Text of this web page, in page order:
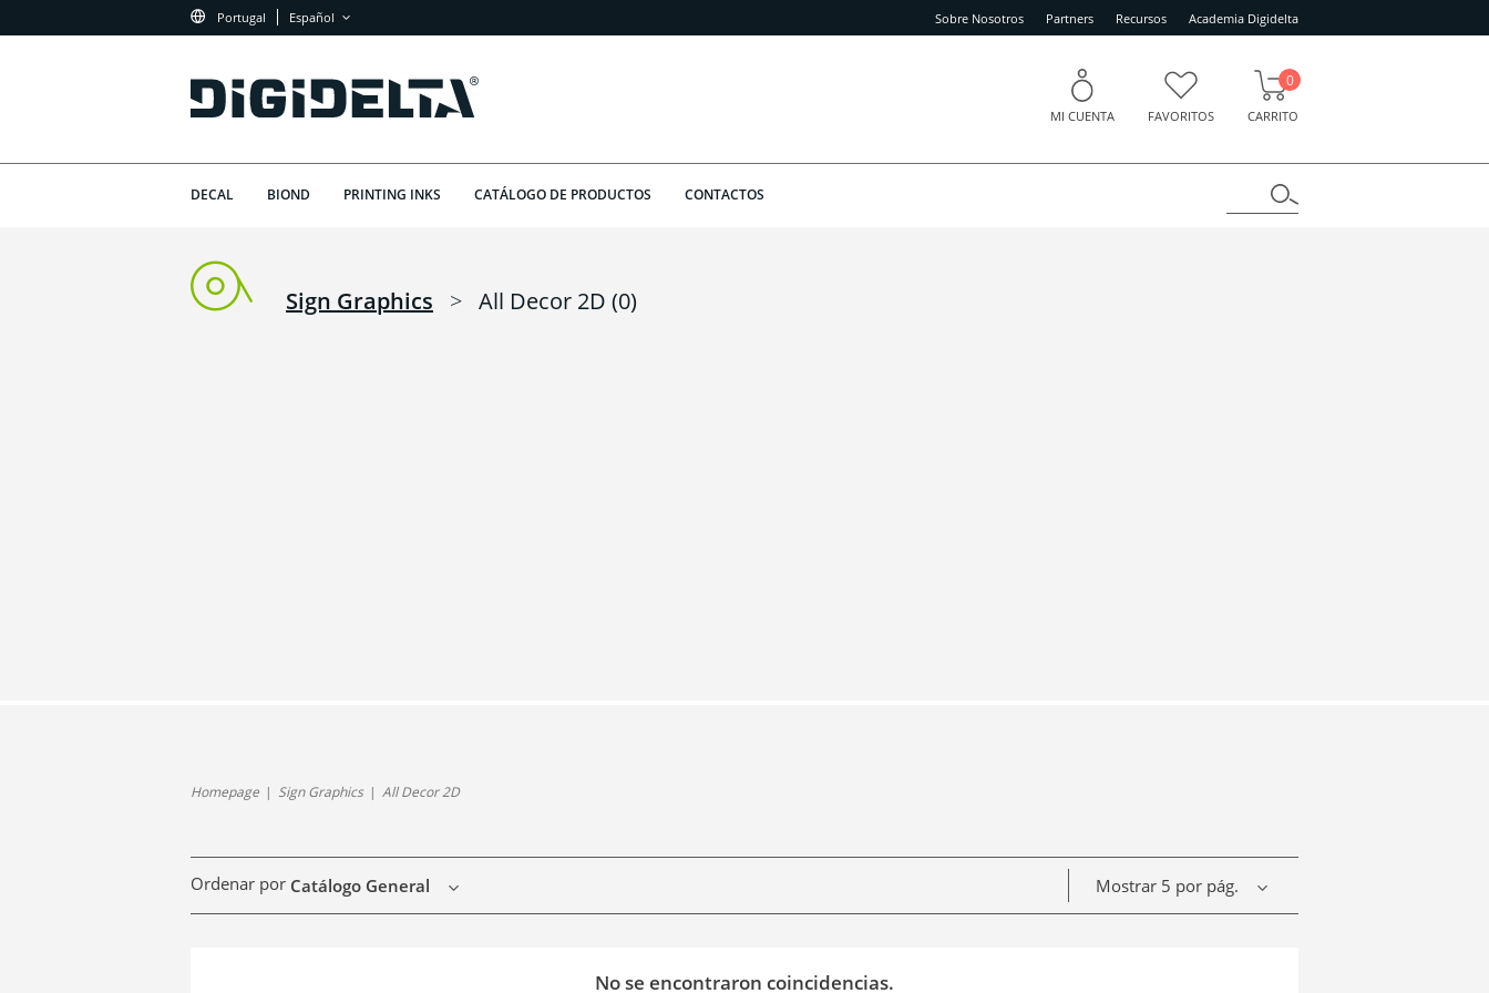
Portugal Español Sobre Nosotros Partners Recursos Academia Digidelta
MI CUENTA FAVORITOS CARRITO
0
DECAL BIOND PRINTING INKS CATÁLOGO DE PRODUCTOS CONTACTOS
Sign Graphics > All Decor 2D (0)
Homepage Sign Graphics All Decor 2D
Ordenar por Catálogo General Mostrar 5 por pág.
No se encontraron coincidencias.